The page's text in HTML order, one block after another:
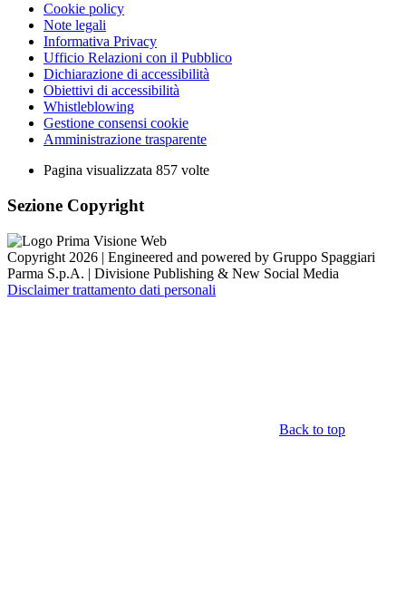
Cookie policy
Note legali
Informativa Privacy
Ufficio Relazioni con il Pubblico
Dichiarazione di accessibilità
Obiettivi di accessibilità
Whistleblowing
Gestione consensi cookie
Amministrazione trasparente
Pagina visualizzata 857 volte
Sezione Copyright
Copyright 2026 | Engineered and powered by Gruppo Spaggiari
Parma S.p.A. | Divisione Publishing & New Social Media
Disclaimer trattamento dati personali
Back to top